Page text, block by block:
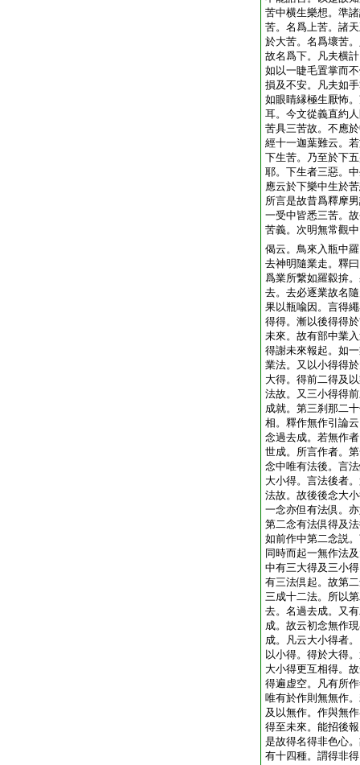
苦中横生樂想。準
苦。名爲上苦。諸
於大苦。名爲壞苦
故名爲下。凡夫横
如以一睫毛置掌而
損及不安。凡夫如
如眼睛縁極生厭怖
耳。今文從義直約
苦具三苦故。不應
經十一迦葉難云。
下生苦。乃至於下
耶。下生者三惡。
應云於下樂中生於
所言是故昔爲釋摩
一受中皆悉三苦。
苦義。次明無常觀
偈云。鳥來入瓶中羅
去神明隨業走。釋
爲業所繋如羅縠揜
去。去必逐業故名
果以瓶喩因。言得
得得。漸以後得得
未來。故有部中業
得謝未來報起。如
業法。又以小得得
大得。得前二得及
法故。又三小得得
成就。第三刹那二
相。釋作無作引論
念過去成。若無作
世成。所言作者。
念中唯有法後。言
大小得。言法後者
法故。故後後念大
一念亦但有法倶。
第二念有法倶得及
如前作中第二念説
同時而起一無作法
中有三大得及三小
有三法倶起。故第
三成十二法。所以
去。名過去成。又
成。故云初念無作
成。凡云大小得者
以小得。得於大得
大小得更互相得。
得遍虚空。凡有所
唯有於作則無無作
及以無作。作與無
得至未來。能招後
是故得名得非色心
有十四種。謂得非